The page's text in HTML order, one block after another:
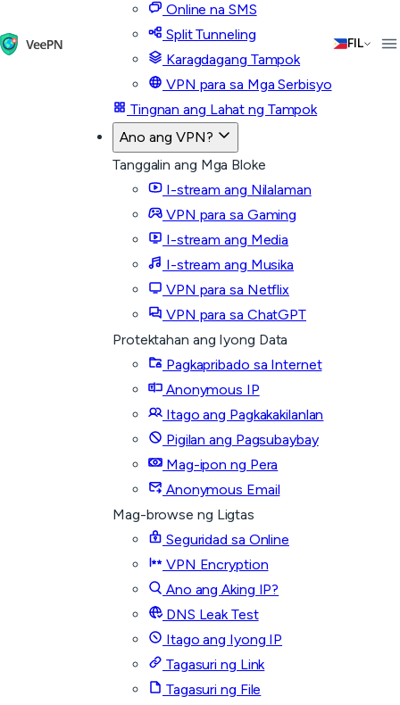
Online na SMS
Split Tunneling
Karagdagang Tampok
VPN para sa Mga Serbisyo
Tingnan ang Lahat ng Tampok
Ano ang VPN?
Tanggalin ang Mga Bloke
I-stream ang Nilalaman
VPN para sa Gaming
I-stream ang Media
I-stream ang Musika
VPN para sa Netflix
VPN para sa ChatGPT
Protektahan ang Iyong Data
Pagkapribado sa Internet
Anonymous IP
Itago ang Pagkakakilanlan
Pigilan ang Pagsubaybay
Mag-ipon ng Pera
Anonymous Email
Mag-browse ng Ligtas
Seguridad sa Online
VPN Encryption
Ano ang Aking IP?
DNS Leak Test
Itago ang Iyong IP
Tagasuri ng Link
Tagasuri ng File
FIL